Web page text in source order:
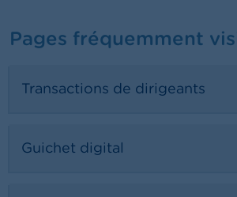
Pages fréquemment
Transactions de dirigeants
Guichet digital